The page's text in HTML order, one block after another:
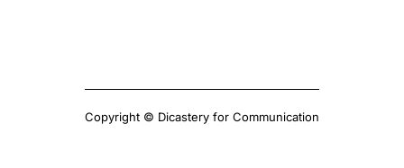
Copyright © Dicastery for Communication